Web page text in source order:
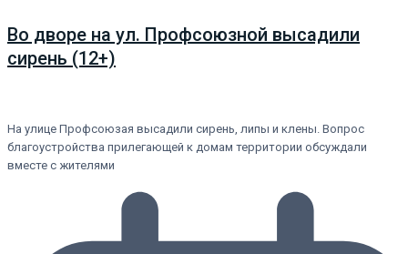
Во дворе на ул. Профсоюзной высадили
сирень (12+)
На улице Профсоюзая высадили сирень, липы и клены. Вопрос
благоустройства прилегающей к домам территории обсуждали
вместе с жителями